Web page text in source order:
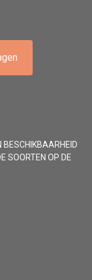
BESCHIKBAARHEID
SOORTEN OP DE